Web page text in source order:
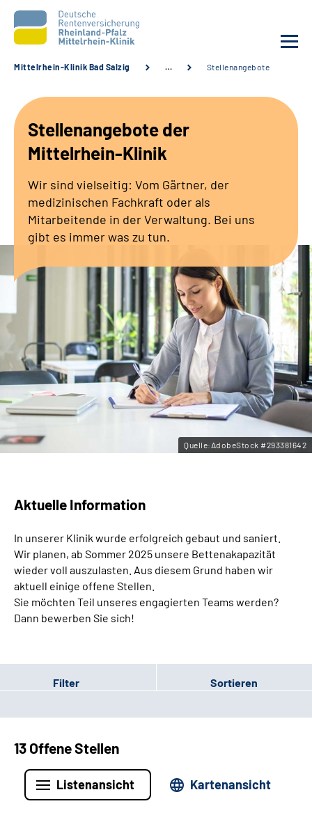
Unsere Angebote
Karriere
Zuweisende &
Leichte Sprache
Gebärdensprache
Mittelrhein-Klinik Bad Salzig … Stellenangebote
Stellenangebote der
Mittelrhein-Klinik
Wir sind vielseitig: Vom Gärtner, der
medizinischen Fachkraft oder als
Mitarbeitende in der Verwaltung. Bei uns
gibt es immer was zu tun.
Quelle:AdobeStock #293381642
Aktuelle Information
In unserer Klinik wurde erfolgreich gebaut und saniert.
Wir planen, ab Sommer 2025 unsere Bettenakapazität
wieder voll auszulasten. Aus diesem Grund haben wir
aktuell einige offene Stellen.
Sie möchten Teil unseres engagierten Teams werden?
Dann bewerben Sie sich!
Filter Sortieren
13 Offene Stellen
Listenansicht Kartenansicht